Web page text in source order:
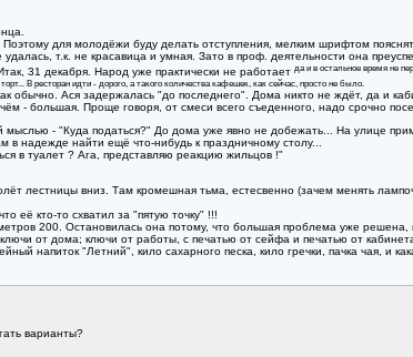
для молодёжи буду делать отступления, мелким шрифтом
т.к. не красавица и умная. Зато в проф. деятельности она
31 декабря. Народ уже практически не работает да и в остальное время не
В ресторан идти - дорого, а такого количества кафешек, как сейчас, просто не было.
Ася задержалась "до последнего". Дома никто не ждёт, да и
- большая. Проще говоря, от смеси всего съеденного, надо срочно
- "Куда податься?" До дома уже явно не добежать... На улице
в надежде найти ещё что-нибудь к праздничному столу...
в туалет ? Ага, представляю реакцию жильцов !"
лестницы вниз. Там кромешная тьма, естесвенно (зачем менять
её кто-то схватил за "пятую точку" !!!
200. Остановилась она потому, что большая проблема уже решена,
от дома; ключи от работы, с печатью от сейфа и печатью от
напиток "Летний", кило сахарного песка, кило гречки, пачка чая, и
варианты?